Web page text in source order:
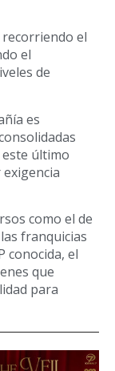
recorriendo el
el
de
es
este último
como el de
franquicias
conocida, el
que
para